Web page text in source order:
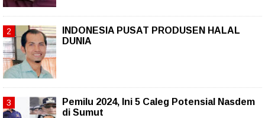
INDONESIA PUSAT PRODUSEN HALAL
DUNIA
Pemilu 2024, Ini 5 Caleg Potensial Nasdem
di Sumut